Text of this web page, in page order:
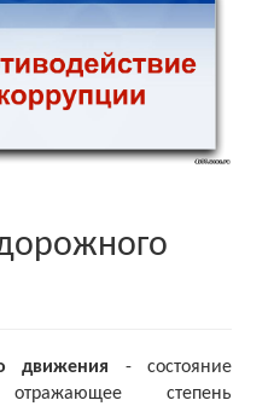
движения - состояние
степень